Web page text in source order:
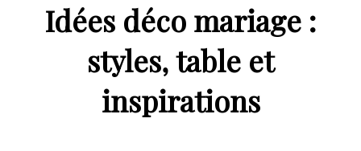
Idées déco mariage :
styles, table et
inspirations